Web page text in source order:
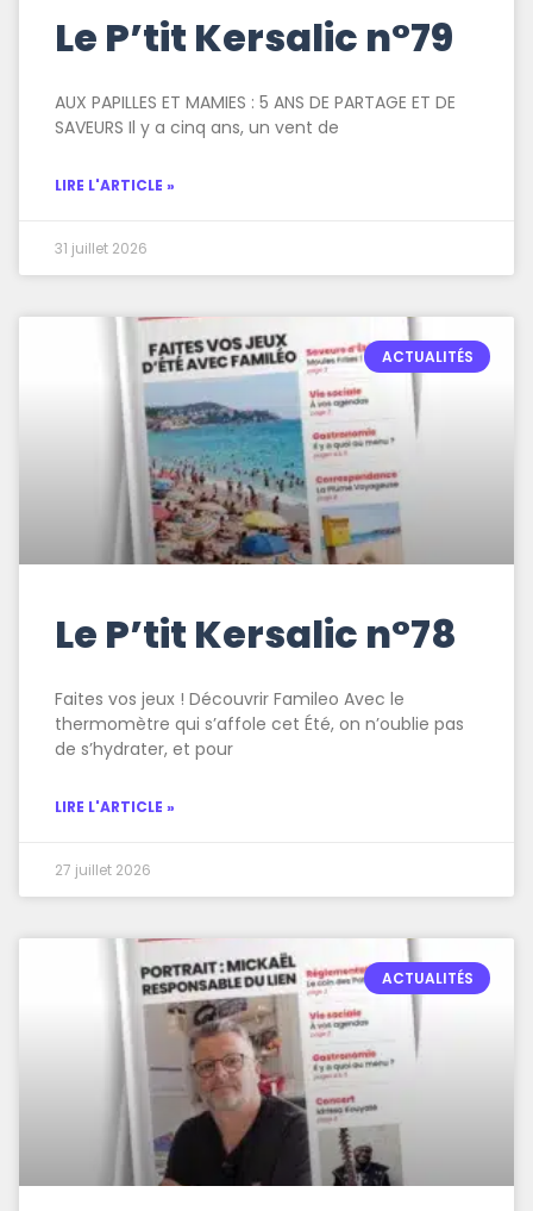
Le P’tit Kersalic n°79
AUX PAPILLES ET MAMIES : 5 ANS DE PARTAGE ET DE
SAVEURS Il y a cinq ans, un vent de
LIRE L'ARTICLE »
31 juillet 2026
ACTUALITÉS
Le P’tit Kersalic n°78
Faites vos jeux ! Découvrir Famileo Avec le
thermomètre qui s’affole cet Été, on n’oublie pas
de s’hydrater, et pour
LIRE L'ARTICLE »
27 juillet 2026
ACTUALITÉS